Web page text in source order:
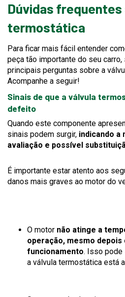
Dúvidas frequentes
termostática
Para ficar mais fácil entender
peça tão importante do seu
principais perguntas sobre a
Acompanhe a seguir!
Sinais de que a válvula
defeito
Quando este componente
sinais podem surgir, indicando a
avaliação e possível
É importante estar atento aos
danos mais graves ao motor do
O motor não atinge a
operação, mesmo depois
funcionamento. Isso pode
a válvula termostática está